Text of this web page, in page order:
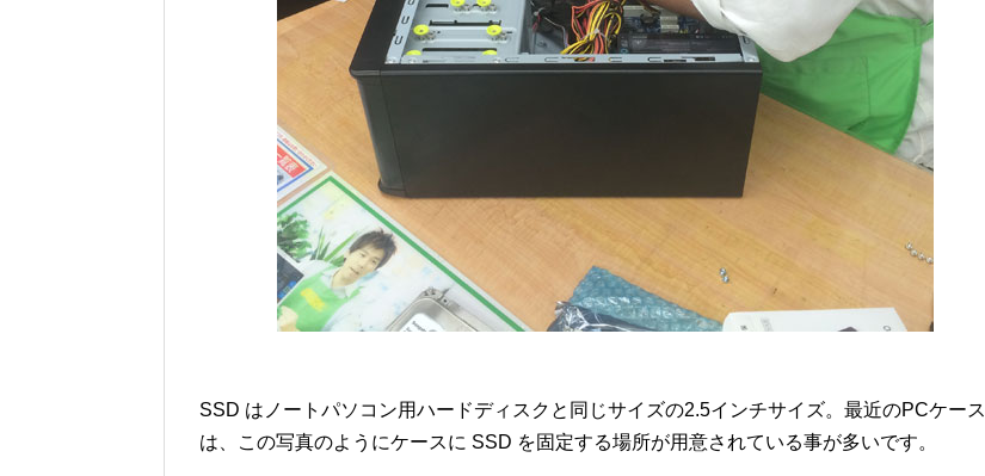
SSD はノートパソコン用ハードディスクと同じサイズの2.5インチサイズ。最近のPCケース
は、この写真のようにケースに SSD を固定する場所が用意されている事が多いです。